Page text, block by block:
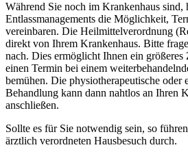
Während Sie noch im Krankenhaus sind,
Entlassmanagements die Möglichkeit,
vereinbaren. Die Heilmittelverordnung
direkt von Ihrem Krankenhaus. Bitte
nach. Dies ermöglicht Ihnen ein größeres
einen Termin bei einem
bemühen. Die physiotherapeutische oder
Behandlung kann dann nahtlos an Ihren
anschließen.
Sollte es für Sie notwendig sein, so
ärztlich verordneten Hausbesuch durch.